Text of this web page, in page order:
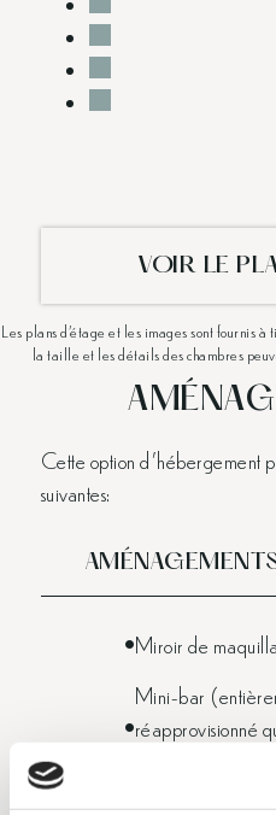
VOIR LE
Les plans d'étage et les images sont fournis
la taille et les détails des chambres
Cette option d'hébergement
suivantes:
Miroir de
Mini-bar
réapprovisionné